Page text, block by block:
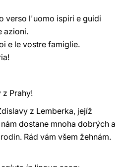
verso l'uomo ispiri e guidi
azioni.
e le vostre famiglie.
z Prahy!
z Lemberka, jejíž
dostane mnoha dobrých a
Rád vám všem žehnám.